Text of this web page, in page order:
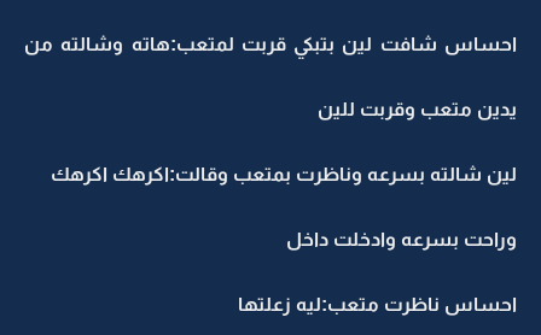
احساس شافت لين بتبكي قربت لمتعب:هاته وشالته من
يدين متعب وقربت للين
لين شالته بسرعه وناظرت بمتعب وقالت:اكرهك اكرهك
وراحت بسرعه وادخلت داخل
احساس ناظرت متعب:ليه زعلتها